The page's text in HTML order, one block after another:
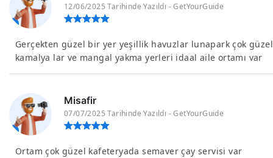
12/06/2025 Tarihinde Yazıldı - GetYourGuide
Gerçekten güzel bir yer yeşillik havuzlar lunapark çok güzel
kamalya lar ve mangal yakma yerleri idaal aile ortamı var
Misafir
07/07/2025 Tarihinde Yazıldı - GetYourGuide
Ortam çok güzel kafeteryada semaver çay servisi var